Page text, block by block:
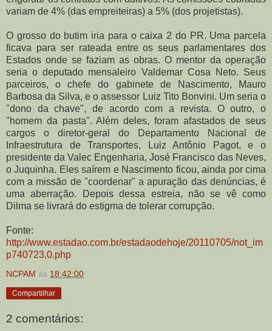
variam de 4% (das empreiteiras) a 5% (dos projetistas).
O grosso do butim iria para o caixa 2 do PR. Uma parcela
ficava para ser rateada entre os seus parlamentares dos
Estados onde se faziam as obras. O mentor da operação
seria o deputado mensaleiro Valdemar Cosa Neto. Seus
parceiros, o chefe do gabinete de Nascimento, Mauro
Barbosa da Silva, e o assessor Luiz Tito Bonvini. Um seria o
"dono da chave", de acordo com a revista. O outro, o
"homem da pasta". Além deles, foram afastados de seus
cargos o diretor-geral do Departamento Nacional de
Infraestrutura de Transportes, Luiz Antônio Pagot, e o
presidente da Valec Engenharia, José Francisco das Neves,
o Juquinha. Eles saírem e Nascimento ficou, ainda por cima
com a missão de "coordenar" a apuração das denúncias, é
uma aberração. Depois dessa estreia, não se vê como
Dilma se livrará do estigma de tolerar corrupção.
Fonte:
http://www.estadao.com.br/estadaodehoje/20110705/not_im
p740723,0.php
NCPAM às 18:42:00
Compartilhar
2 comentários: